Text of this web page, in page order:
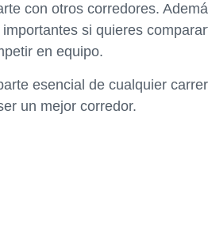
con otros corredores.
si quieres
en equipo.
esencial de cualquier
un mejor corredor.